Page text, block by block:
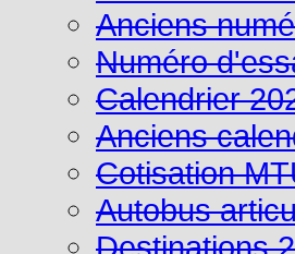
Anciens
Numéro
Calendrier
Anciens
Cotisation
Autobus